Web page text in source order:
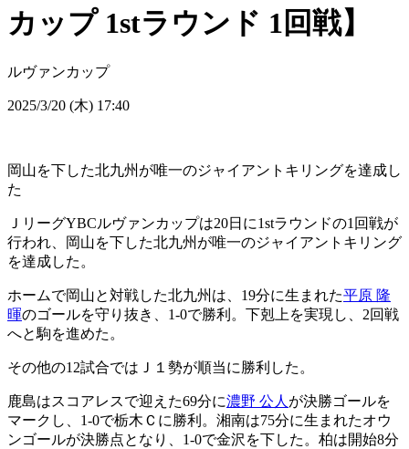
カップ 1stラウンド 1回戦】
ルヴァンカップ
2025/3/20 (木) 17:40
岡山を下した北九州が唯一のジャイアントキリングを達成し
た
ＪリーグYBCルヴァンカップは20日に1stラウンドの1回戦が
行われ、岡山を下した北九州が唯一のジャイアントキリング
を達成した。
ホームで岡山と対戦した北九州は、19分に生まれた平原 隆
暉のゴールを守り抜き、1-0で勝利。下剋上を実現し、2回戦
へと駒を進めた。
その他の12試合ではＪ１勢が順当に勝利した。
鹿島はスコアレスで迎えた69分に濃野 公人 が決勝ゴールを
マークし、1-0で栃木Ｃに勝利。湘南は75分に生まれたオウ
ンゴールが決勝点となり、1-0で金沢を下した。柏は開始8分